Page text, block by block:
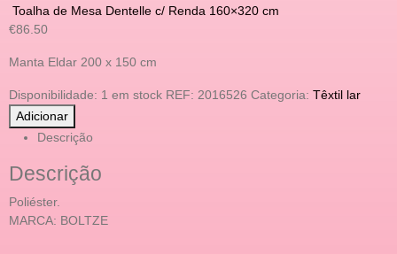
Toalha de Mesa Dentelle c/ Renda 160×320 cm
€86.50
Manta Eldar 200 x 150 cm
Disponibilidade: 1 em stock REF: 2016526 Categoria: Têxtil lar
Adicionar
Descrição
Descrição
Poliéster.
MARCA: BOLTZE